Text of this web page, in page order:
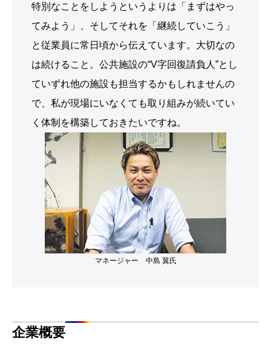
特別なことをしようというよりは「まずはやっ
てみよう」、そしてそれを「継続していこう」
と従業員に常日頃から伝えています。大切なの
は続けること。公共施設の“V字回復請負人”とし
ていずれ他の施設も担当するかもしれませんの
で、私が現場にいなくても取り組みが続いてい
く体制を構築しておきたいですね。
マネージャー 中島 翼氏
企業概要